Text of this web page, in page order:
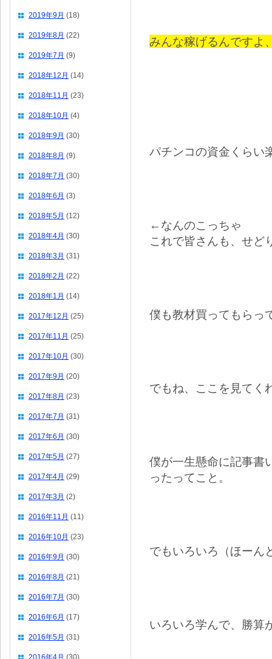
みんな稼げるんですよ
パチンコの資金くらい
←なんのこっちゃ
これで皆さんも、せど
僕も教材買ってもらっ
でもね、ここを見てく
僕が一生懸命に記事書
ったってこと。
でもいろいろ（ほーん
いろいろ学んで、勝算
2019年9月 (18)
2019年8月 (22)
2019年7月 (9)
2018年12月 (14)
2018年11月 (23)
2018年10月 (4)
2018年9月 (30)
2018年8月 (9)
2018年7月 (30)
2018年6月 (3)
2018年5月 (12)
2018年4月 (30)
2018年3月 (31)
2018年2月 (22)
2018年1月 (14)
2017年12月 (25)
2017年11月 (25)
2017年10月 (30)
2017年9月 (20)
2017年8月 (23)
2017年7月 (31)
2017年6月 (30)
2017年5月 (27)
2017年4月 (29)
2017年3月 (2)
2016年11月 (11)
2016年10月 (23)
2016年9月 (30)
2016年8月 (21)
2016年7月 (30)
2016年6月 (17)
2016年5月 (31)
2016年4月 (30)